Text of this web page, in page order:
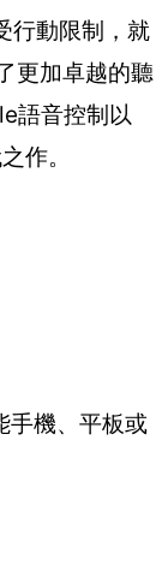
行動限制，就
更加卓越的聽
語音控制以
作。
手機、平板或